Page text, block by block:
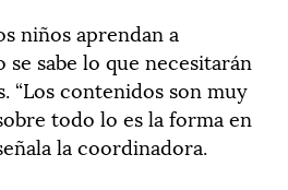
niños aprendan a
sabe lo que necesitarán
“Los contenidos son muy
todo lo es la forma en
la coordinadora.